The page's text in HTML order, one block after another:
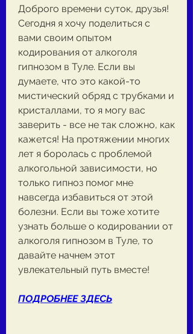
Доброго времени суток, друзья!
Сегодня я хочу поделиться с
вами своим опытом
кодирования от алкоголя
гипнозом в Туле. Если вы
думаете, что это какой-то
мистический обряд с трубками и
кристаллами, то я могу вас
заверить - все не так сложно, как
кажется! На протяжении многих
лет я боролась с проблемой
алкогольной зависимости, но
только гипноз помог мне
навсегда избавиться от этой
болезни. Если вы тоже хотите
узнать больше о кодировании от
алкоголя гипнозом в Туле, то
давайте начнем этот
увлекательный путь вместе!
ПОДРОБНЕЕ ЗДЕСЬ